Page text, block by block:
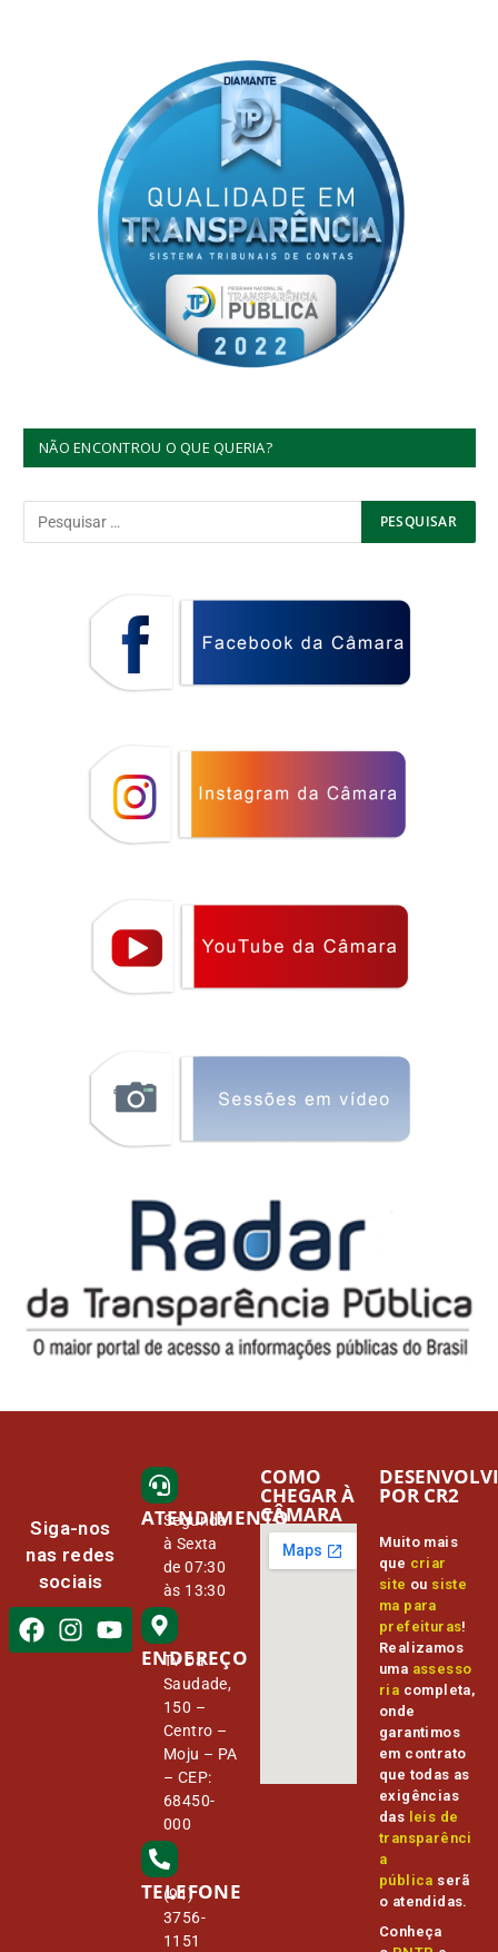
NÃO ENCONTROU O QUE QUERIA?
Siga-nos
nas redes
sociais
ATENDIMENTO
Segunda
à Sexta
de 07:30
às 13:30
ENDEREÇO
Tv Da
Saudade,
150 –
Centro –
Moju – PA
– CEP:
68450-
000
TELEFONE
(91)
3756-
1151
COMO
CHEGAR À
CÂMARA
Muito mais
que criar
site ou siste
ma para
prefeituras!
Realizamos
uma assesso
ria completa,
onde
garantimos
em contrato
que todas as
exigências
das leis de
transparênci
a
pública serã
o atendidas.
Conheça
POR CR2